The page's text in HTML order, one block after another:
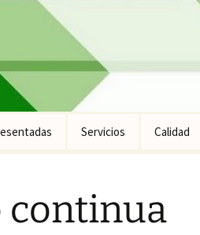
Construcción
Servicios Calidad
continua